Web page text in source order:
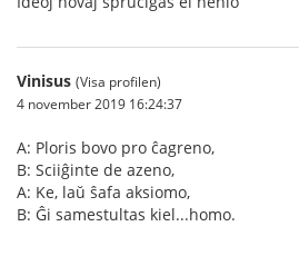
Vinisus (Visa profilen)
4 november 2019 16:24:37
A: Ploris bovo pro ĉagreno,
B: Sciiĝinte de azeno,
A: Ke, laŭ ŝafa aksiomo,
B: Ĝi samestultas kiel...homo.